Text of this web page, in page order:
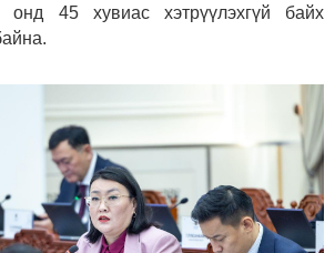
45 хувиас хэтрүүлэхгүй байх